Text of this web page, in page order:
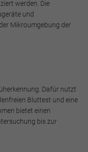
werden. Die
und
Mikroumgebung der
Dafür nutzt
Bluttest und eine
bietet einen
bis zur